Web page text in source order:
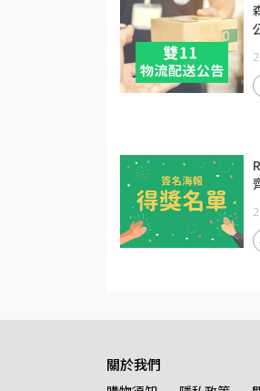
關於我們